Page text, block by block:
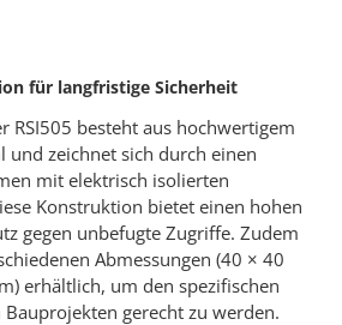
für langfristige Sicherheit
RSI505 besteht aus hochwertigem
und zeichnet sich durch einen
mit elektrisch isolierten
Konstruktion bietet einen hohen
gegen unbefugte Zugriffe. Zudem
Abmessungen (40 × 40
erhältlich, um den spezifischen
gerecht zu werden.